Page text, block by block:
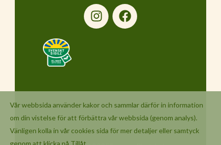
I
n
a
m
F
a
k
Vår webbsida använder kakor och sammlar därför in information
om din vistelse för att förbättra vår webbsida (genom analys).
Vänligen kolla in vår cookies sida för mer detaljer eller samtyck
genom att klicka på Tillåt.